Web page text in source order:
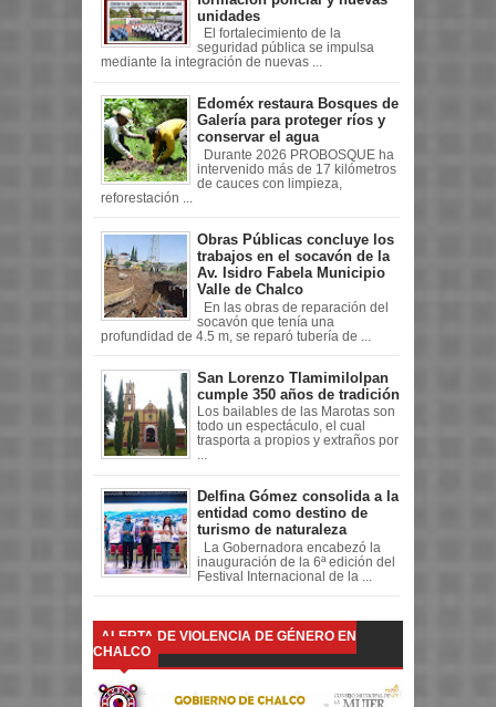
unidades
El fortalecimiento de la
seguridad pública se impulsa
mediante la integración de nuevas ...
Edoméx restaura Bosques de
Galería para proteger ríos y
conservar el agua
Durante 2026 PROBOSQUE ha
intervenido más de 17 kilómetros
de cauces con limpieza,
reforestación ...
Obras Públicas concluye los
trabajos en el socavón de la
Av. Isidro Fabela Municipio
Valle de Chalco
En las obras de reparación del
socavón que tenía una
profundidad de 4.5 m, se reparó tubería de ...
San Lorenzo Tlamimilolpan
cumple 350 años de tradición
Los bailables de las Marotas son
todo un espectáculo, el cual
trasporta a propios y extraños por
Delfina Gómez consolida a la
entidad como destino de
turismo de naturaleza
La Gobernadora encabezó la
inauguración de la 6ª edición del
Festival Internacional de la ...
ALERTA DE VIOLENCIA DE GÉNERO EN
CHALCO